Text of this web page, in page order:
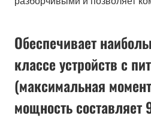
Обеспечивает
классе устройств с
(максимальная
мощность составляет